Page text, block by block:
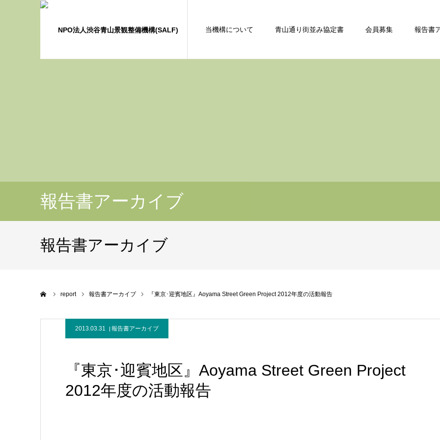
当機構について 青山通り街並み協定書 会員募集 報告書
報告書アーカイブ
報告書アーカイブ
report 報告書アーカイブ 『東京･迎賓地区』Aoyama Street Green Project 2012年度の活動報告
2013.03.31 報告書アーカイブ
『東京･迎賓地区』Aoyama Street Green Project
2012年度の活動報告